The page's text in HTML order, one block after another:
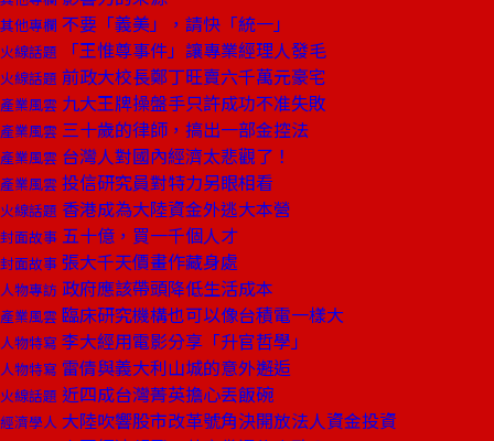
其他專欄 不要「義美」，請快「統一」
火線話題 「王惟尊事件」讓專業經理人發毛
火線話題 前政大校長鄭丁旺賣六千萬元豪宅
產業風雲 九大王牌操盤手只許成功不准失敗
產業風雲 三十歲的律師，搞出一部金控法
產業風雲 台灣人對國內經濟太悲觀了！
產業風雲 投信研究員對特力另眼相看
火線話題 香港成為大陸資金外逃大本營
封面故事 五十億，買一千個人才
封面故事 張大千天價畫作藏身處
人物專訪 政府應該帶頭降低生活成本
產業風雲 臨床研究機構也可以像台積電一樣大
人物特寫 李大經用電影分享「升官哲學」
人物特寫 雷倩與義大利山城的意外邂逅
火線話題 近四成台灣菁英擔心丟飯碗
經濟學人 大陸吹響股市改革號角決開放法人資金投資